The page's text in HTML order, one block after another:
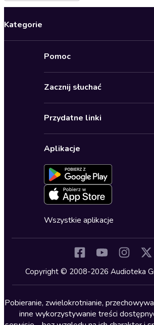
Kategorie
Biznes, marketing, ekonomia
Dla młodzieży
Kryminały
Lektury szkolne
Literatura anglojęzyczna
Literatura faktu
Pomoc
Pomoc
Ustawienia prywatności
Formularz zgłaszania
Deklaracja dostępności
Zacznij słuchać
Karnety
Oferta dla firm i bibliotek
Przydatne linki
Dołącz do newslettera
Blog
Zapowiedzi
Cykle audiobooków
Aplikacje
Wszystkie aplikacje
Copyright © 2008-2026 Audioteka
Pobieranie, zwielokrotnianie,
inne wykorzystywanie treści